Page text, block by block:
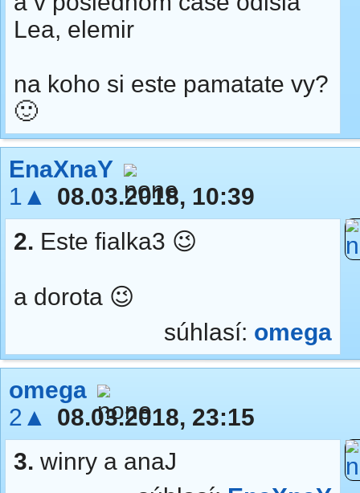
Lea, elemir
na koho si este pamatate vy?
🙂
EnaXnaY
1▲
08.03.2018, 10:39
2. Este fialka3 😉
a dorota 😉
súhlasí: omega
omega
2▲
08.03.2018, 23:15
3. winry a anaJ